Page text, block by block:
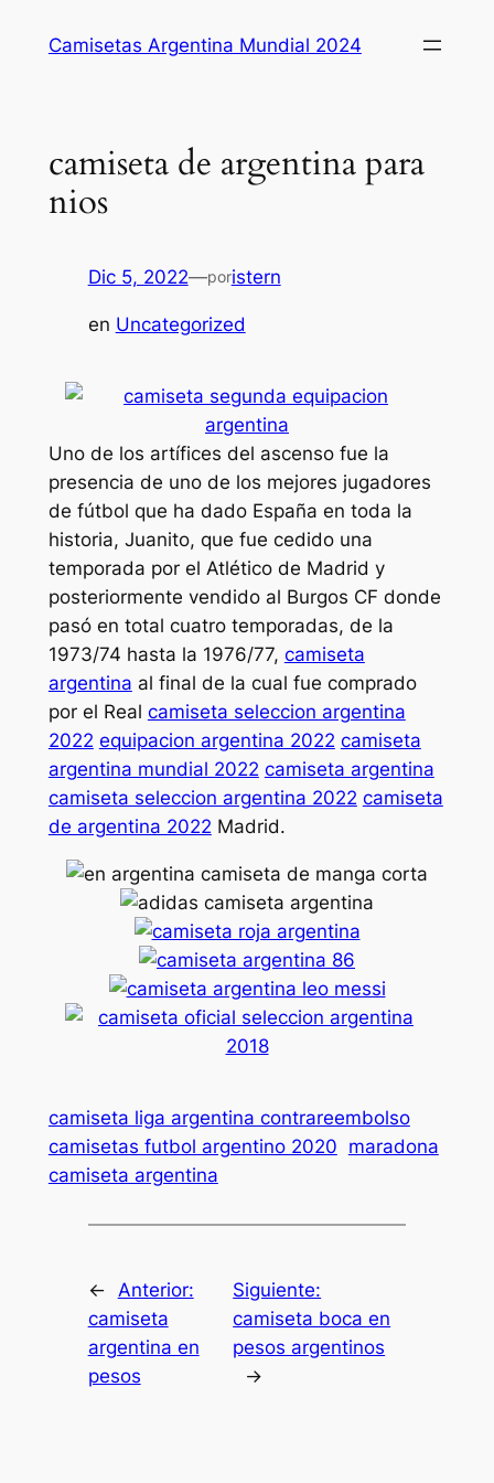
Camisetas Argentina Mundial 2024
camiseta de argentina para
nios
Dic 5, 2022—poristern
en Uncategorized
Uno de los artífices del ascenso fue la
presencia de uno de los mejores jugadores
de fútbol que ha dado España en toda la
historia, Juanito, que fue cedido una
temporada por el Atlético de Madrid y
posteriormente vendido al Burgos CF donde
pasó en total cuatro temporadas, de la
1973/74 hasta la 1976/77, camiseta
argentina al final de la cual fue comprado
por el Real camiseta seleccion argentina
2022 equipacion argentina 2022 camiseta
argentina mundial 2022 camiseta argentina
camiseta seleccion argentina 2022 camiseta
de argentina 2022 Madrid.
camiseta liga argentina contrareembolso
camisetas futbol argentino 2020 maradona
camiseta argentina
←
Anterior:
camiseta
argentina en
pesos
Siguiente:
camiseta boca en
pesos argentinos
→